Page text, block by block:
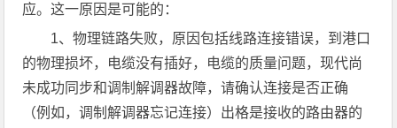
应。这一原因是可能的：
1、物理链路失败，原因包括线路连接错误，到港口
的物理损坏，电缆没有插好，电缆的质量问题，现代尚
未成功同步和调制解调器故障，请确认连接是否正确
（例如，调制解调器忘记连接）出格是接收的路由器的